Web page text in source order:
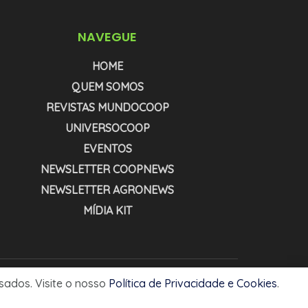
NAVEGUE
HOME
QUEM SOMOS
REVISTAS MUNDOCOOP
UNIVERSOCOOP
EVENTOS
NEWSLETTER COOPNEWS
NEWSLETTER AGRONEWS
MÍDIA KIT
Visite o nosso Política de Privacidade e Cookies.